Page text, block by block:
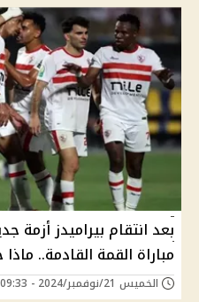
بعد انتقام بيراميدز أزمة
مباراة القمة القادمة..
الخميس 21/نوفمبر/2024 - 09:33 م